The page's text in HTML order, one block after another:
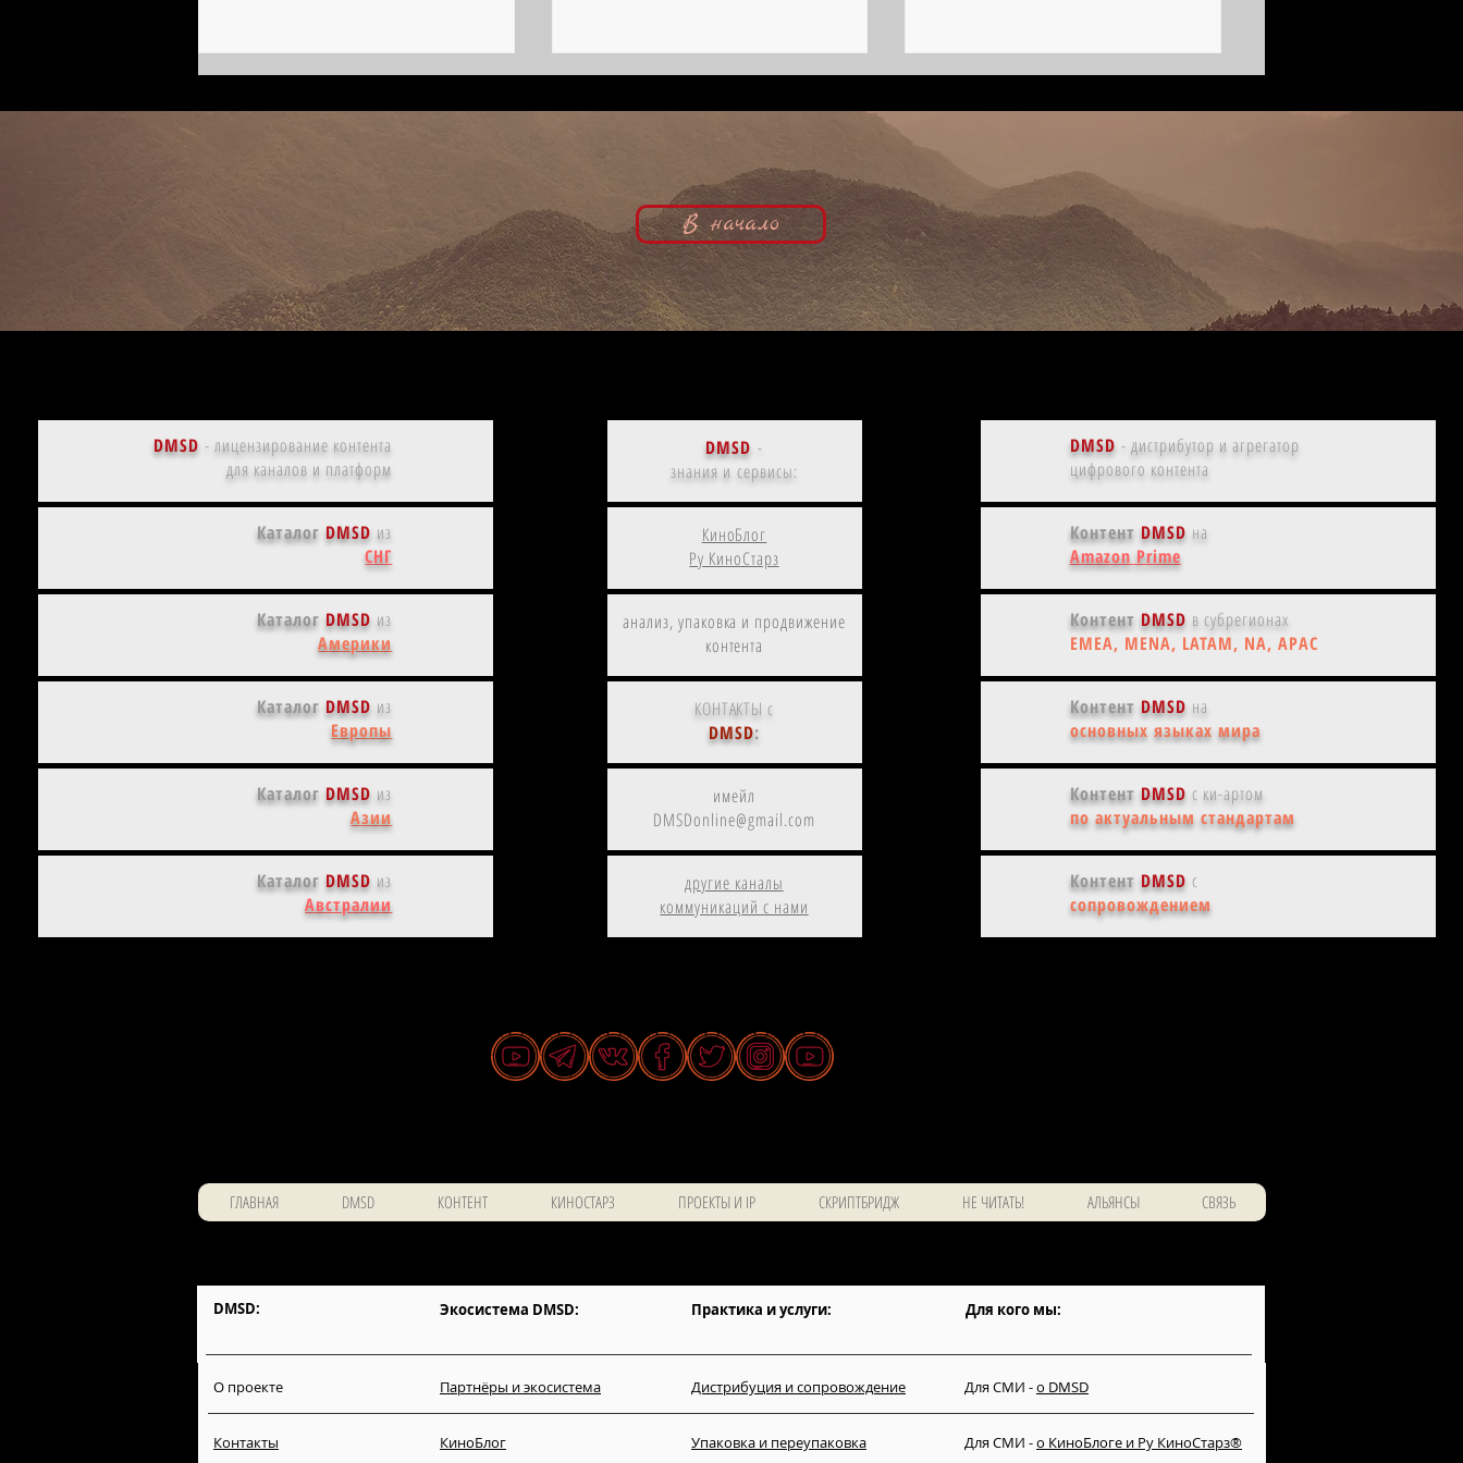
Казаки в городе | Марта фон
Коссатски, кинобиография
Неожиданная кинозвезда | Ирена
фон Мейендорф, кинобиография
Рекордсмен по Оскарам | Леон
Шамрой, кинобиография
В начало
DMSD - лицензирование контента
для каналов и платформ
КаталогDMSD из
СНГ
КаталогDMSD из
Америки
КаталогDMSD из
Европы
КаталогDMSD из
Азии
КаталогDMSD из
Австралии
DMSD -
знания и сервисы:
КиноБлог
Ру КиноСтарз
анализ, упаковка и продвижение
контента
КОНТАКТЫ с
DMSD:
имейл
DMSDonline@gmail.com
другие каналы
коммуникаций с нами
DMSD - дистрибутор и агрегатор
цифрового контента
Контент DMSD на
Amazon Prime
Контент DMSD в субрегионах
EMEA, MENA, LATAM, NA, APAC
Контент DMSD на
основных языках мира
Контент DMSD с ки-артом
по актуальным стандартам
Контент DMSD с
сопровождением
ГЛАВНАЯ DMSD КОНТЕНТ КИНОСТАРЗ ПРОЕКТЫ И IP СКРИПТБРИДЖ НЕ ЧИТАТЬ! АЛЬЯНСЫ СВЯЗЬ
DMSD: Экосистема DMSD: Практика и услуги: Для кого мы:
О проекте Партнёры и экосистема Дистрибуция и сопровождение Для СМИ -о DMSD
Контакты КиноБлог Упаковка и переупаковка Для СМИ -о КиноБлоге и Ру КиноСтарз®